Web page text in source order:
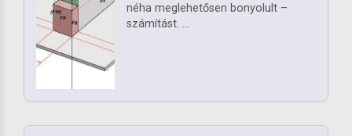
néha meglehetősen bonyolult –
számítást. ...